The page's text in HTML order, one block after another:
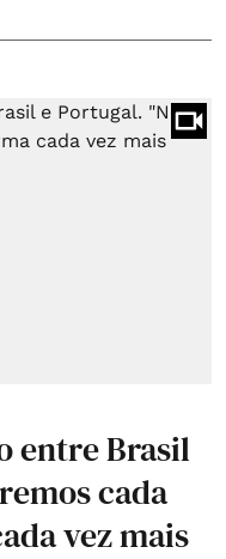
entre Brasil
cada
vez mais